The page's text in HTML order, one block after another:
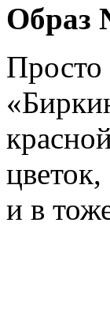
Образ
Просто
и в